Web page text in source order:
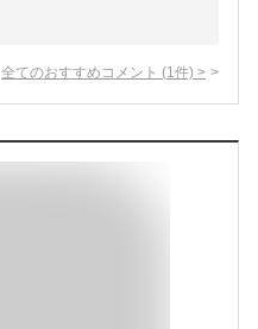
全てのおすすめコメント (1 件) >